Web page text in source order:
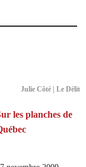
Julie Côté | Le Délit
les planches de